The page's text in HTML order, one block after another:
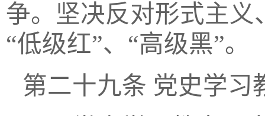
争。坚决反对形式主
“低级红”、“高级黑”。
第二十九条 党史学习